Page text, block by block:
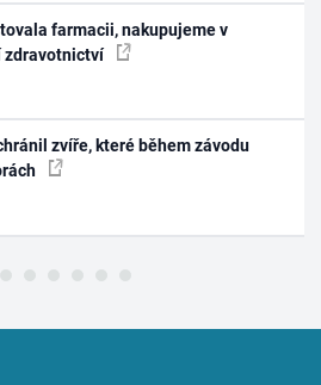
farmacii, nakupujeme v
zdravotnictví
zvíře, které během závodu